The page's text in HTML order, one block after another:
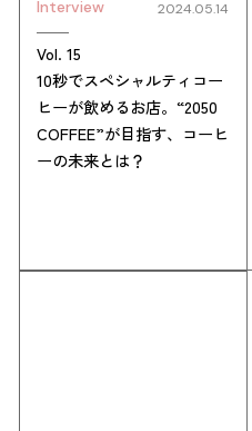
Simulation
CO₂削減効果を測る
Interview 2024.05.14
Vol. 15
10秒でスペシャルティコー
ヒーが飲めるお店。“2050
COFFEE”が目指す、コーヒ
ーの未来とは？